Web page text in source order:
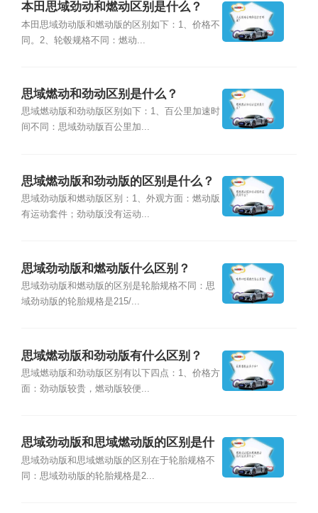
本田思域劲动和燃动区别是什么？
本田思域劲动版和燃动版的区别如下：1、价格不
同。2、轮毂规格不同：燃动...
思域燃动和劲动区别是什么？
思域燃动版和劲动版区别如下：1、百公里加速时
间不同：思域劲动版百公里加...
思域燃动版和劲动版的区别是什么？
思域劲动版和燃动版区别：1、外观方面：燃动版
有运动套件；劲动版没有运动...
思域劲动版和燃动版什么区别？
思域劲动版和燃动版的区别是轮胎规格不同：思
域劲动版的轮胎规格是215/...
思域燃动版和劲动版有什么区别？
思域燃动版和劲动版区别有以下四点：1、价格方
面：劲动版较贵，燃动版较便...
思域劲动版和思域燃动版的区别是什
么？
思域劲动版和思域燃动版的区别在于轮胎规格不
同：思域劲动版的轮胎规格是2...